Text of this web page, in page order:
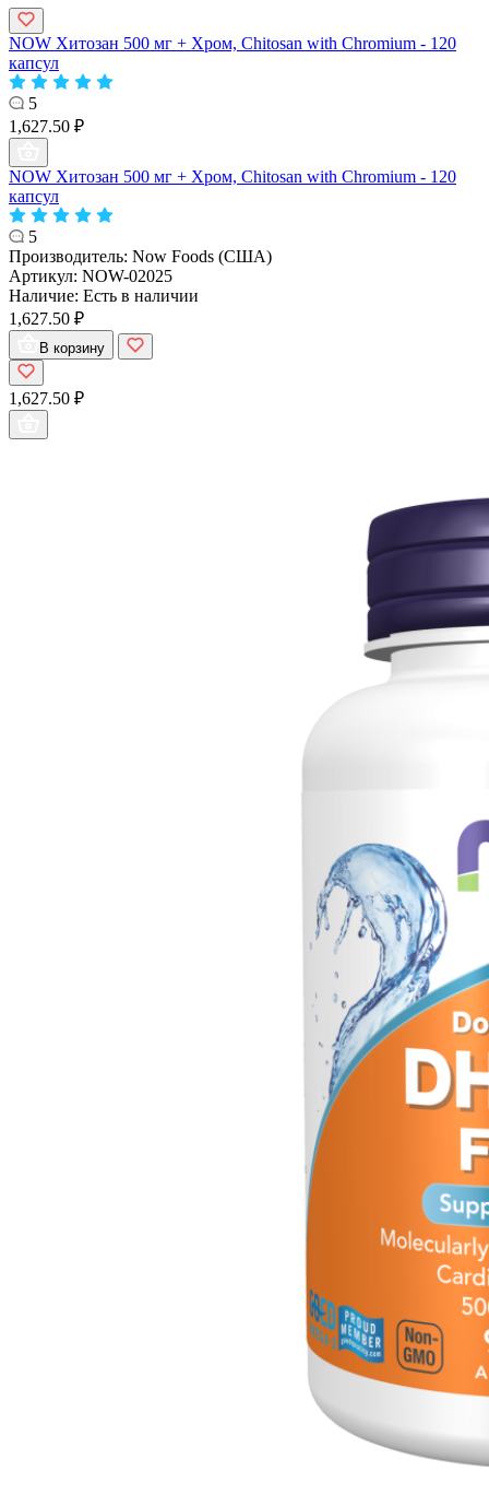
NOW Хитозан 500 мг + Хром, Chitosan with Chromium - 120
капсул
5
1,627.50 ₽
NOW Хитозан 500 мг + Хром, Chitosan with Chromium - 120
капсул
5
Производитель: Now Foods (США)
Артикул: NOW-02025
Наличие: Есть в наличии
1,627.50 ₽
В корзину
1,627.50 ₽